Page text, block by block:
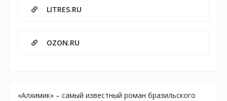
LITRES.RU
OZON.RU
«Алхимик» – самый известный роман бразильского